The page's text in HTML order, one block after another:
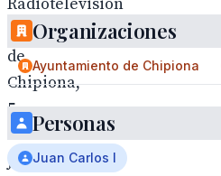
municipal
de
Chipiona,
5
de
junio
Organizaciones
Ayuntamiento de Chipiona
Personas
Juan Carlos I